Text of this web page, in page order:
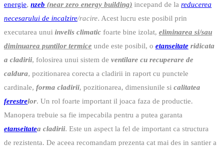
energie, nzeb (near zero energy building) incepand de la reducerea
necesarului de incalzire/racire. Acest lucru este posibil prin
executarea unui invelis climatic foarte bine izolat, eliminarea si/sau
diminuarea puntilor termice unde este posibil, o etanseitate ridicata
a cladirii, folosirea unui sistem de ventilare cu recuperare de
caldura, pozitionarea corecta a cladirii in raport cu punctele
cardinale, forma cladirii, pozitionarea, dimensiunile si calitatea
ferestrelor. Un rol foarte important il joaca faza de productie.
Manopera trebuie sa fie impecabila pentru a putea garanta
etanseitatea cladirii. Este un aspect la fel de important ca structura
de rezistenta. De aceea recomandam prezenta cat mai des in santier a